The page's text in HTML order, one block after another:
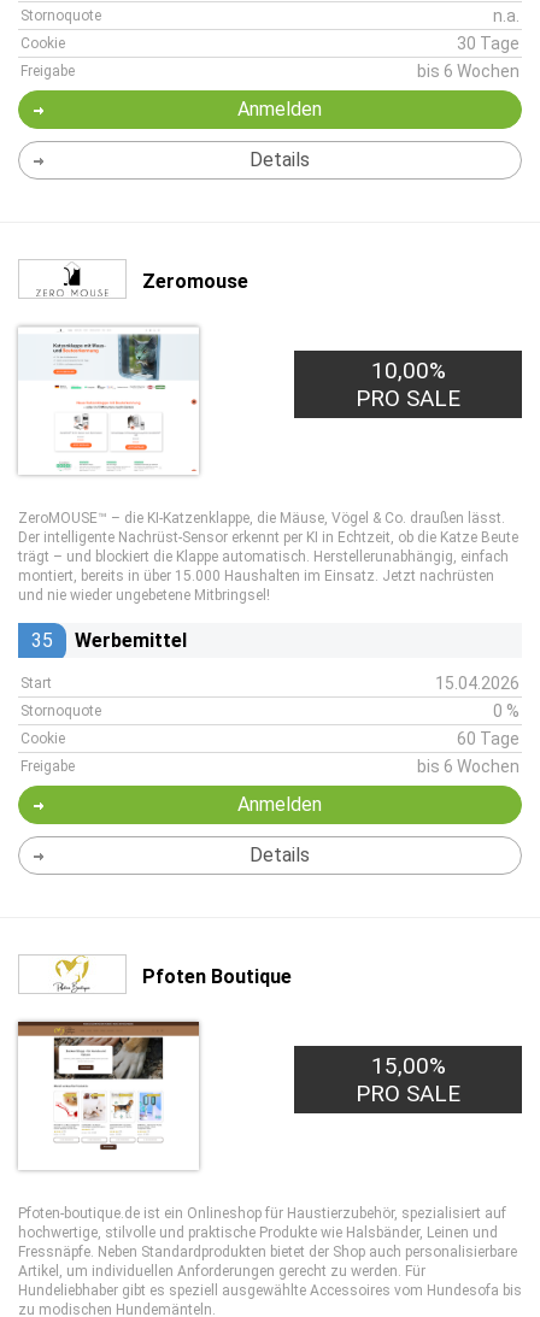
Stornoquote n.a.
Cookie 30 Tage
Freigabe bis 6 Wochen
Anmelden
Details
Zeromouse
10,00%
PRO SALE
ZeroMOUSE™ – die KI-Katzenklappe, die Mäuse, Vögel & Co. draußen lässt.
Der intelligente Nachrüst-Sensor erkennt per KI in Echtzeit, ob die Katze Beute
trägt – und blockiert die Klappe automatisch. Herstellerunabhängig, einfach
montiert, bereits in über 15.000 Haushalten im Einsatz. Jetzt nachrüsten
und nie wieder ungebetene Mitbringsel!
35 Werbemittel
Start 15.04.2026
Stornoquote 0 %
Cookie 60 Tage
Freigabe bis 6 Wochen
Anmelden
Details
Pfoten Boutique
15,00%
PRO SALE
Pfoten-boutique.de ist ein Onlineshop für Haustierzubehör, spezialisiert auf
hochwertige, stilvolle und praktische Produkte wie Halsbänder, Leinen und
Fressnäpfe. Neben Standardprodukten bietet der Shop auch personalisierbare
Artikel, um individuellen Anforderungen gerecht zu werden. Für
Hundeliebhaber gibt es speziell ausgewählte Accessoires vom Hundesofa bis
zu modischen Hundemänteln.